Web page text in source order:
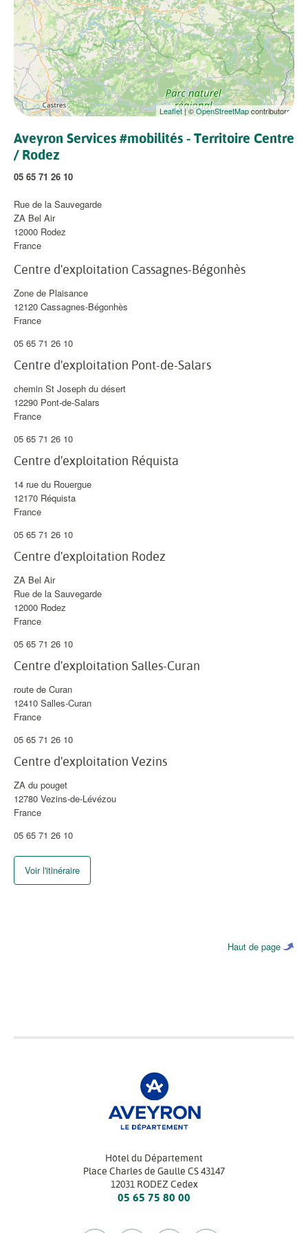
Leaflet| ©OpenStreetMapcontributors
Aveyron Services #mobilités - Territoire Centre
/ Rodez
05 65 71 26 10
Rue de la Sauvegarde
ZA Bel Air
12000 Rodez
France
Centre d'exploitation Cassagnes-Bégonhès
Zone de Plaisance
12120 Cassagnes-Bégonhès
France
05 65 71 26 10
Centre d'exploitation Pont-de-Salars
chemin St Joseph du désert
12290 Pont-de-Salars
France
05 65 71 26 10
Centre d'exploitation Réquista
14 rue du Rouergue
12170 Réquista
France
05 65 71 26 10
Centre d'exploitation Rodez
ZA Bel Air
Rue de la Sauvegarde
12000 Rodez
France
05 65 71 26 10
Centre d'exploitation Salles-Curan
route de Curan
12410 Salles-Curan
France
05 65 71 26 10
Centre d'exploitation Vezins
ZA du pouget
12780 Vezins-de-Lévézou
France
05 65 71 26 10
Voir l'itinéraire
Haut de page
Hôtel du Département
Place Charles de Gaulle CS 43147
12031 RODEZ Cedex
05 65 75 80 00